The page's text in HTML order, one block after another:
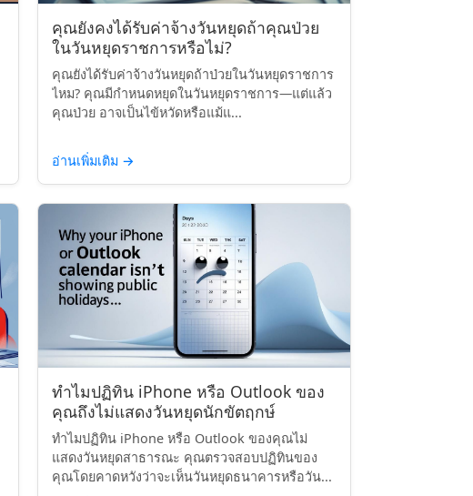
คุณยังคงได้รับค่าจ้างวันหยุดถ้าคุณป่วย
ในวันหยุดราชการหรือไม่?
คุณยังได้รับค่าจ้างวันหยุดถ้าป่วยในวันหยุดราชการ
ไหม? คุณมีกำหนดหยุดในวันหยุดราชการ—แต่แล้ว
คุณป่วย อาจเป็นไข้หวัดหรือแม้แ...
อ่านเพิ่มเติม →
ทำไมปฏิทิน iPhone หรือ Outlook ของ
คุณถึงไม่แสดงวันหยุดนักขัตฤกษ์
ทำไมปฏิทิน iPhone หรือ Outlook ของคุณไม่
แสดงวันหยุดสาธารณะ คุณตรวจสอบปฏิทินของ
คุณโดยคาดหวังว่าจะเห็นวันหยุดธนาคารหรือวัน...